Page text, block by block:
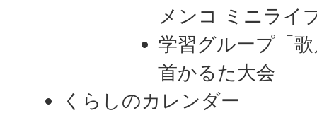
メンコ ミニライ
学習グループ「
首かるた大会
くらしのカレンダー